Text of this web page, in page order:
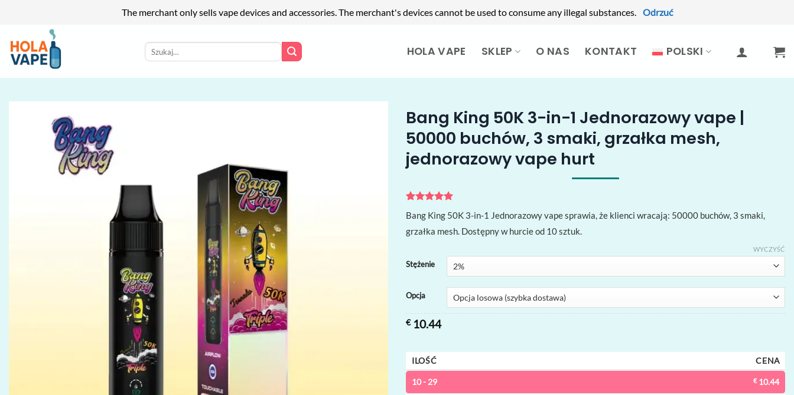
The merchant only sells vape devices and accessories. The merchant's devices cannot be used to consume any illegal substances. Odrzuć
zawartości
Szukaj: HOLA VAPE SKLEP O NAS KONTAKT POLSKI
Bang King 50K 3-in-1 Jednorazowy vape |
50000 buchów, 3 smaki, grzałka mesh,
jednorazowy vape hurt
na 5 na
podstawie
oceny
Bang King 50K 3-in-1 Jednorazowy vape sprawia, że klienci wracają: 50000 buchów, 3 smaki,
grzałka mesh. Dostępny w hurcie od 10 sztuk.
Stężenie
Opcja
WYCZYŚĆ
€10.44
ILOŚĆ CENA
10 - 29 €10.44